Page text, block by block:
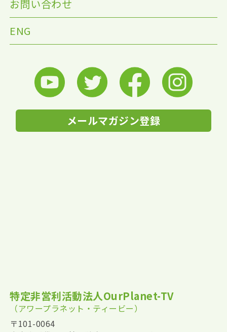
お問い合わせ
ENG
メールマガジン登録
特定非営利活動法人OurPlanet-TV
（アワープラネット・ティービー）
〒101-0064